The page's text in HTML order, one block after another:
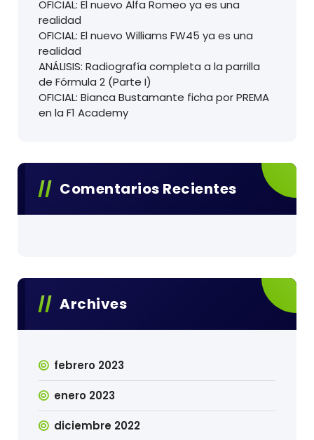
OFICIAL: El nuevo Alfa Romeo ya es una
realidad
OFICIAL: El nuevo Williams FW45 ya es una
realidad
ANÁLISIS: Radiografía completa a la parrilla
de Fórmula 2 (Parte I)
OFICIAL: Bianca Bustamante ficha por PREMA
en la F1 Academy
Comentarios Recientes
Archives
febrero 2023
enero 2023
diciembre 2022